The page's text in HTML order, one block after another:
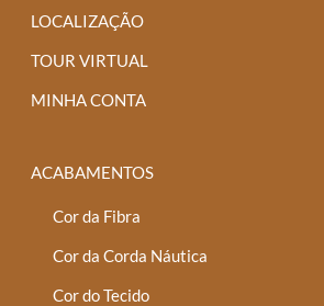
LOCALIZAÇÃO
TOUR VIRTUAL
MINHA CONTA
ACABAMENTOS
Cor da Fibra
Cor da Corda Náutica
Cor do Tecido